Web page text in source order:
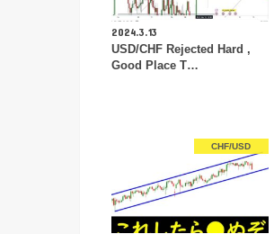
2024.3.13
USD/CHF Rejected Hard ,
Good Place T…
CHF/USD